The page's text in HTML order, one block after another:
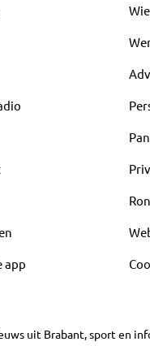
app
uit Brabant, sport en